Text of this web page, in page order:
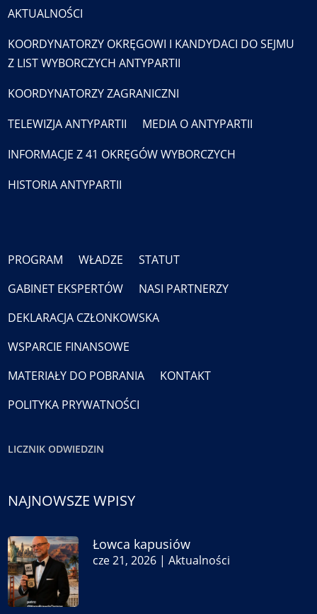
AKTUALNOŚCI
KOORDYNATORZY OKRĘGOWI I KANDYDACI DO SEJMU
Z LIST WYBORCZYCH ANTYPARTII
KOORDYNATORZY ZAGRANICZNI
TELEWIZJA ANTYPARTII
MEDIA O ANTYPARTII
INFORMACJE Z 41 OKRĘGÓW WYBORCZYCH
HISTORIA ANTYPARTII
PROGRAM WŁADZE
STATUT
GABINET EKSPERTÓW
NASI PARTNERZY
DEKLARACJA CZŁONKOWSKA
WSPARCIE FINANSOWE
MATERIAŁY DO POBRANIA
KONTAKT
POLITYKA PRYWATNOŚCI
LICZNIK ODWIEDZIN
NAJNOWSZE WPISY
Łowca kapusiów
cze 21, 2026 |Aktualności